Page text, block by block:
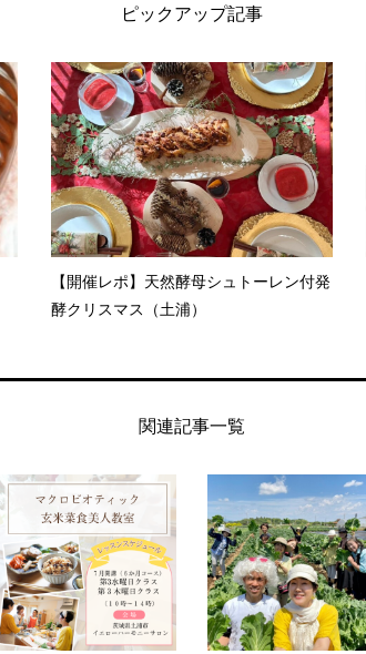
ピックアップ記事
【開催レポ】天然酵母シュトーレン付発
酵クリスマス（土浦）
関連記事一覧